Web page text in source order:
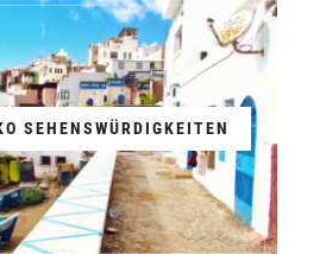
SEHENSWÜRDIGKEITEN